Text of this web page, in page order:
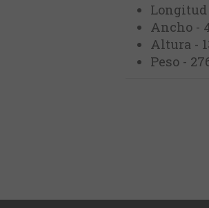
Longitud
Ancho -
Altura -
Peso -